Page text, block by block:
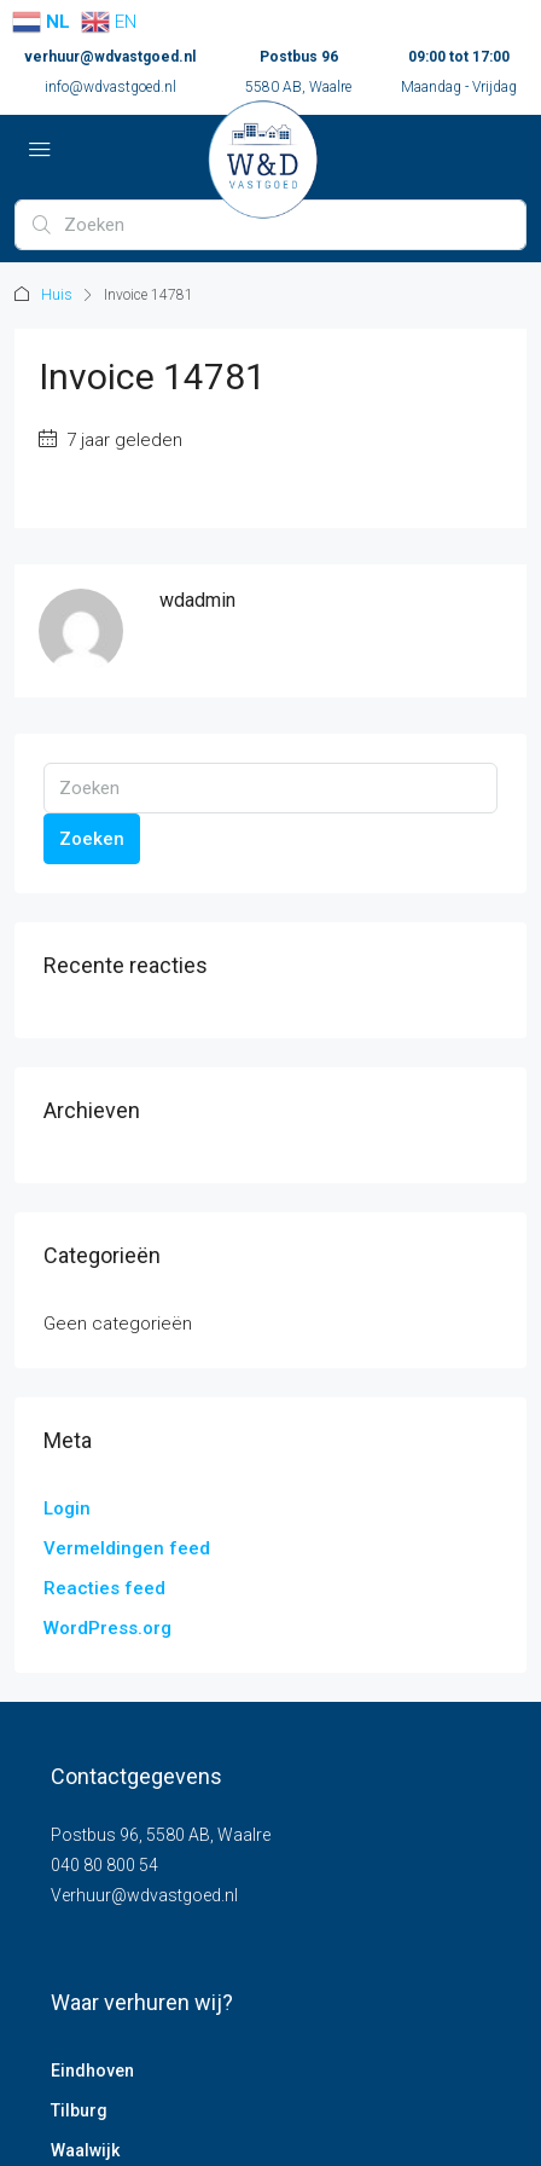
verhuur@wdvastgoed.nl
info@wdvastgoed.nl
Postbus 96
5580 AB, Waalre
09:00 tot 17:00
Maandag - Vrijdag
Huis Invoice 14781
Invoice 14781
7 jaar geleden
wdadmin
Zoeken
Recente reacties
Archieven
Categorieën
Geen categorieën
Meta
Login
Vermeldingen feed
Reacties feed
WordPress.org
Contactgegevens
Postbus 96, 5580 AB, Waalre
040 80 800 54
Verhuur@wdvastgoed.nl
Waar verhuren wij?
Eindhoven
Tilburg
Waalwijk
NL EN